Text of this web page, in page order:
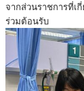
จากส่วนราชการที่
ร่วมต้อนรับ